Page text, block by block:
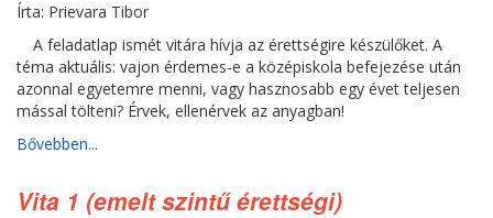
Írta: Prievara Tibor
A feladatlap ismét vitára hívja az érettségire készülőket. A
téma aktuális: vajon érdemes-e a középiskola befejezése után
azonnal egyetemre menni, vagy hasznosabb egy évet teljesen
mással tölteni? Érvek, ellenérvek az anyagban!
Bővebben...
Vita 1 (emelt szintű érettségi)